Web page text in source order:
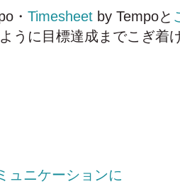
・ Timesheet by Tempoと
うに目標達成までこぎ着
ュニケーションに